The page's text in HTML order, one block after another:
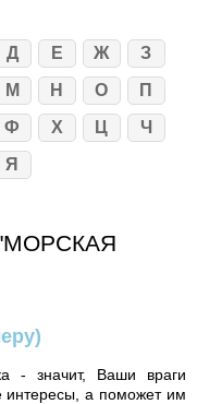
Д Е Ж
З
М Н О
П
Ф Х Ц
Ч
Я
"МОРСКАЯ
- значит, Ваши враги
интересы, а поможет им